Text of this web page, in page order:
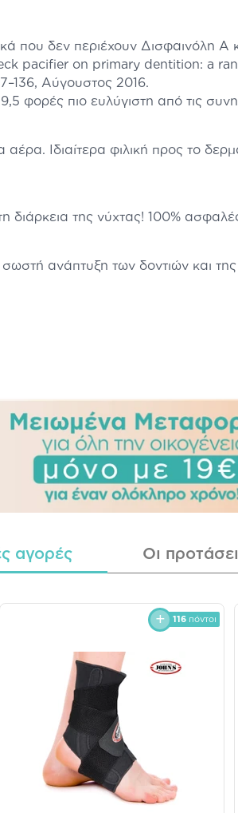
που δεν περιέχουν Δισφαινόλη A
paciﬁer on primary dentition: a
Αύγουστος 2016.
φορές πιο ευλύγιστη από τις
Ιδιαίτερα φιλική προς το
διάρκεια της νύχτας! 100%
σωστή ανάπτυξη των δοντιών και
αγορές Οι
116 πόντοι